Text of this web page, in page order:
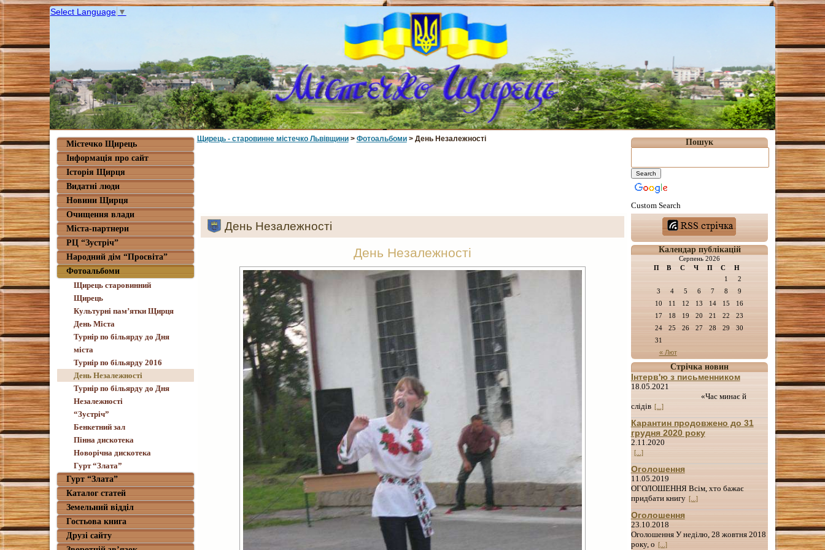
Select Language ▼
Містечко Щирець
Інформація про сайт
Історія Щирця
Видатні люди
Новини Щирця
Очищення влади
Міста-партнери
РЦ “Зустріч”
Народний дім “Просвіта”
Фотоальбоми
Щирець старовинний
Щирець
Культурні пам’ятки Щирця
День Міста
Турнір по більярду до Дня
міста
Турнір по більярду 2016
День Незалежності
Турнір по більярду до Дня
Незалежності
“Зустріч”
Бенкетний зал
Пінна дискотека
Новорічна дискотека
Гурт “Злата”
Гурт “Злата”
Каталог статей
Земельний відділ
Гостьова книга
Друзі сайту
Щирець - старовинне мiстечко Львiвщини> Фотоальбоми> День Незалежності
День Незалежності
День Незалежності
Пошук
Custom Search
Календар публікацій
Серпень 2026
П
В С Ч П С Н
« Лют
1
2
3
4 5 6 7 8
9
10
11 12 13 14 15
16
17
18 19 20 21 22
23
24
25 26 27 28 29
30
31
Стрічка новин
Інтерв'ю з письменником
18.05.2021
«Час минає й
слідів [...]
Карантин продовжено до 31
грудня 2020 року
2.11.2020
[...]
Оголошення
11.05.2019
ОГОЛОШЕННЯ Всім, хто бажає
придбати книгу [...]
Оголошення
23.10.2018
Оголошення У неділю, 28 жовтня 2018
року, о [...]